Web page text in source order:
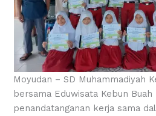
Moyudan – SD Muhammadiyah
bersama Eduwisata Kebun
penandatanganan kerja sama